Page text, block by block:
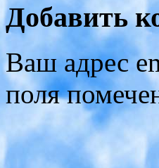
Добавить
Ваш адрес
поля